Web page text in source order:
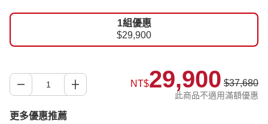
1組優惠
$29,900
NT$29,900 $37,680
此商品不適用滿額優惠
更多優惠推薦